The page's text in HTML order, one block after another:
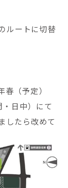
ルートに切替
（予定）
日中）にて
したら改めて